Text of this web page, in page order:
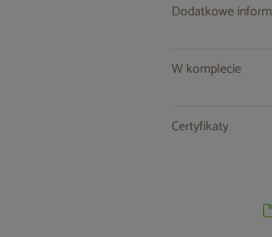
Dodatkowe
W komplecie
Certyfikaty